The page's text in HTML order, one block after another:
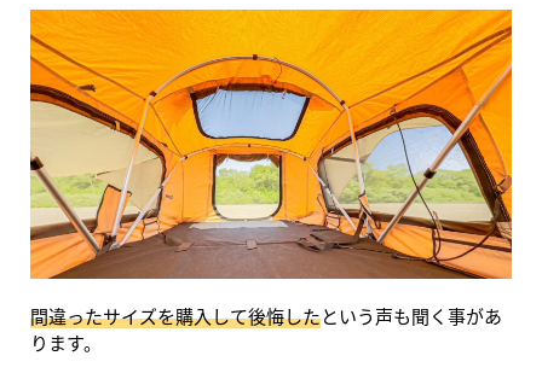
間違ったサイズを購入して後悔したという声も聞く事があ
ります。